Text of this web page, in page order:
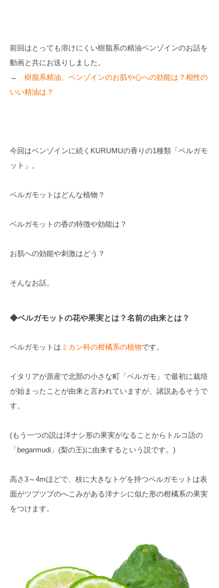
前回はとっても溶けにくい樹脂系の精油ベンゾインのお話を
動画と共にお送りしました。
→ 樹脂系精油、ベンゾインのお肌や心への効能は？相性の
いい精油は？
今回はベンゾインに続くKURUMUの香りの1種類「ベルガモ
ット」。
ベルガモットはどんな植物？
ベルガモットの香の特徴や効能は？
お肌への効能や刺激はどう？
そんなお話。
◆ベルガモットの花や果実とは？名前の由来とは？
ベルガモットは ミカン科の柑橘系の植物です。
イタリアが原産で北部の小さな町「ベルガモ」で最初に栽培
が始まったことが由来と言われていますが、諸説あるそうで
す。
(もう一つの説は洋ナシ形の果実がなることからトルコ語の
「begarmudi」(梨の王)に由来するという説です。)
高さ3～4mほどで、枝に大きなトゲを持つベルガモットは表
面がツブツブのへこみがある洋ナシに似た形の柑橘系の果実
をつけます。